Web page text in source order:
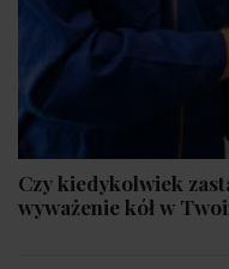
Czy kiedykolwiek
wyważenie kół w